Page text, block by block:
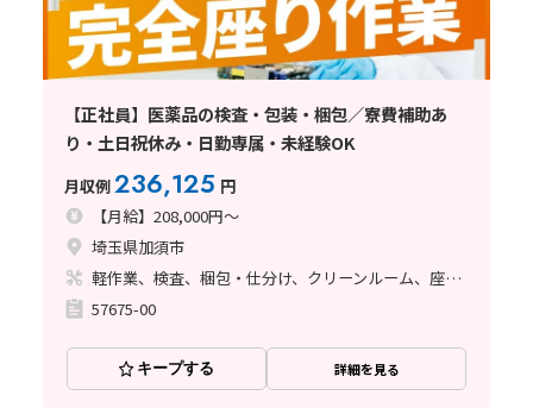
【正社員】医薬品の検査・包装・梱包／寮費補助あ
り・土日祝休み・日勤専属・未経験OK
月収例236,125 円
【月給】208,000円～
埼玉県加須市
軽作業、検査、梱包・仕分け、クリーンルーム、座り作業、ライン作業
57675-00
キープする 詳細を見る